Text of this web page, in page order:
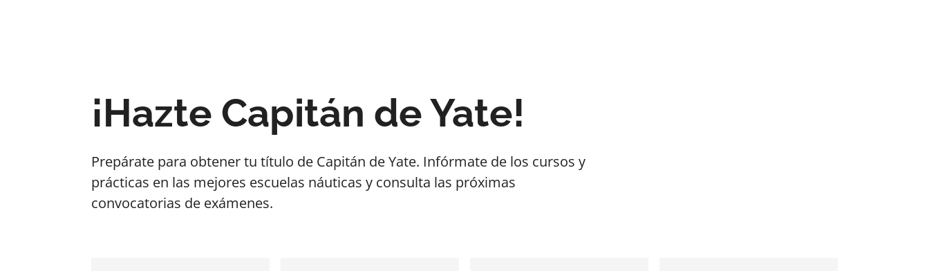
¡Hazte Capitán de Yate!
Prepárate para obtener tu título de Capitán de Yate. Infórmate de los cursos y
prácticas en las mejores escuelas náuticas y consulta las próximas
convocatorias de exámenes.